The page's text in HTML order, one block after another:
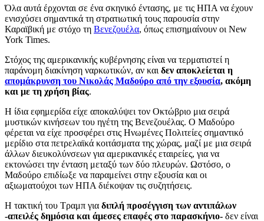
Όλα αυτά έρχονται σε ένα σκηνικό έντασης, με τις ΗΠΑ να έχουν
ενισχύσει σημαντικά τη στρατιωτική τους παρουσία στην
Καραϊβική με στόχο τη Βενεζουέλα, όπως επισημαίνουν οι New
York Times.
Στόχος της αμερικανικής κυβέρνησης είναι να τερματιστεί η
παράνομη διακίνηση ναρκωτικών, αν και δεν αποκλείεται η
απομάκρυνση του Νικολάς Μαδούρο από την εξουσία, ακόμη
και με τη χρήση βίας.
Η ίδια εφημερίδα είχε αποκαλύψει τον Οκτώβριο μια σειρά
μυστικών κινήσεων του ηγέτη της Βενεζουέλας. Ο Μαδούρο
φέρεται να είχε προσφέρει στις Ηνωμένες Πολιτείες σημαντικό
μερίδιο στα πετρελαϊκά κοιτάσματα της χώρας, μαζί με μια σειρά
άλλων διευκολύνσεων για αμερικανικές εταιρείες, για να
εκτονώσει την ένταση μεταξύ των δύο πλευρών. Ωστόσο, ο
Μαδούρο επιδίωξε να παραμείνει στην εξουσία και οι
αξιωματούχοι των ΗΠΑ διέκοψαν τις συζητήσεις.
Η τακτική του Τραμπ για διπλή προσέγγιση των αντιπάλων
-απειλές δημόσια και άμεσες επαφές στο παρασκήνιο- δεν είναι